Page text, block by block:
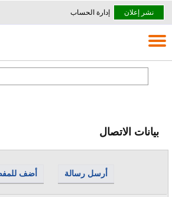
نشر إعلان إدارة الحساب
بيانات الاتصال
أضف أرسل رسالة